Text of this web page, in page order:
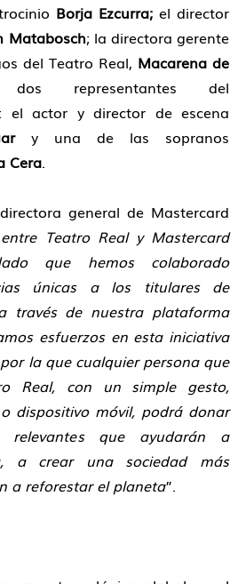
Borja Ezcurra; el director
Matabosch; la directora gerente
del Teatro Real, Macarena de
representantes del
el actor y director de escena
y una de las sopranos
Cera.
general de Mastercard
Teatro Real y Mastercard
que hemos colaborado
únicas a los titulares de
través de nuestra plataforma
esfuerzos en esta iniciativa
la que cualquier persona que
Real, con un simple gesto,
dispositivo móvil, podrá donar
relevantes que ayudarán a
a crear una sociedad más
a reforestar el planeta”.